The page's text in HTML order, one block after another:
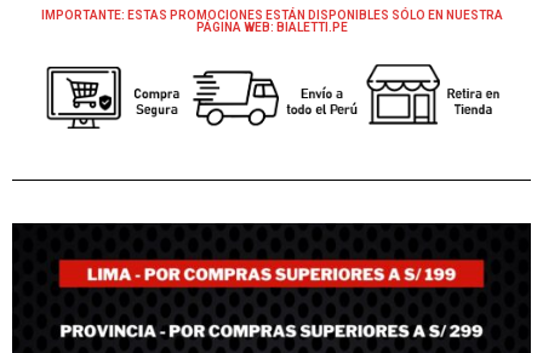
IMPORTANTE: ESTAS PROMOCIONES ESTÁN DISPONIBLES SÓLO EN NUESTRA
PÁGINA WEB: BIALETTI.PE